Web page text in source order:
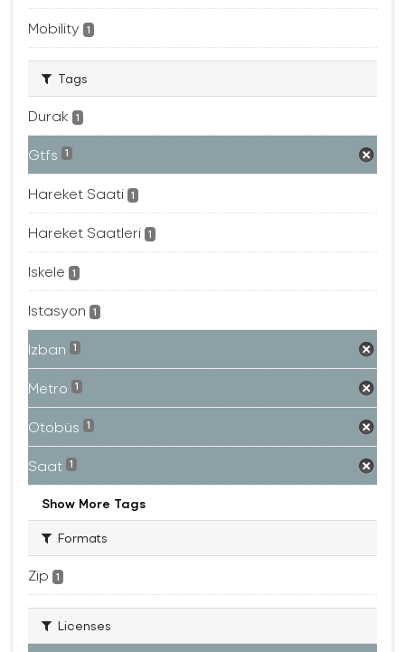
Mobility 1
Tags
Durak 1
Gtfs 1
Hareket Saati 1
Hareket Saatleri 1
Iskele 1
Istasyon 1
Izban 1
Metro 1
Otobüs 1
Saat 1
Show More Tags
Formats
Zip 1
Licenses